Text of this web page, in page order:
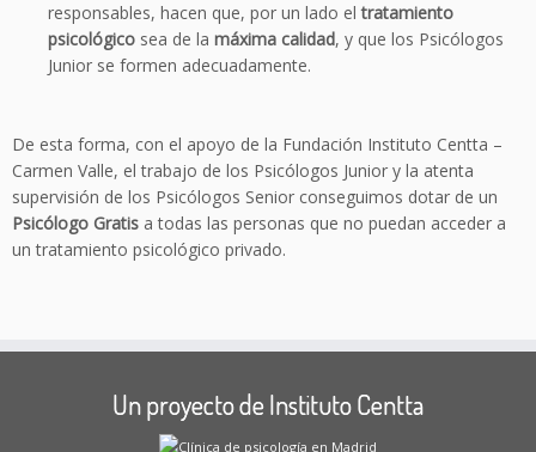
responsables, hacen que, por un lado eltratamiento
psicológico sea de la máxima calidad, y que los Psicólogos
Junior se formen adecuadamente.
De esta forma, con el apoyo de la Fundación Instituto Centta –
Carmen Valle, el trabajo de los Psicólogos Junior y la atenta
supervisión de los Psicólogos Senior conseguimos dotar de un
Psicólogo Gratis a todas las personas que no puedan acceder a
un tratamiento psicológico privado.
Un proyecto de Instituto Centta